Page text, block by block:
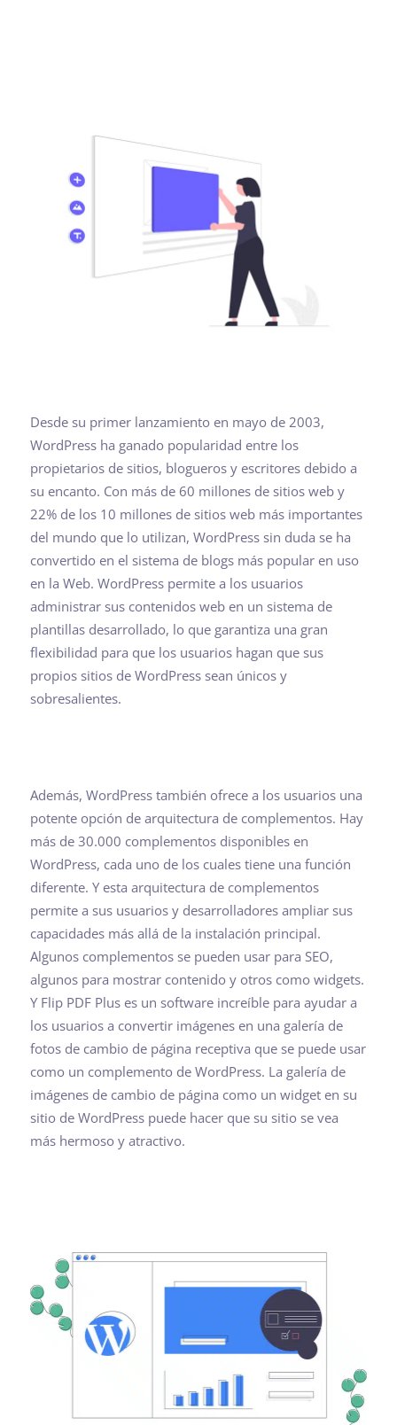
Desde su primer lanzamiento en mayo de 2003,
WordPress ha ganado popularidad entre los
propietarios de sitios, blogueros y escritores debido a
su encanto. Con más de 60 millones de sitios web y
22% de los 10 millones de sitios web más importantes
del mundo que lo utilizan, WordPress sin duda se ha
convertido en el sistema de blogs más popular en uso
en la Web. WordPress permite a los usuarios
administrar sus contenidos web en un sistema de
plantillas desarrollado, lo que garantiza una gran
flexibilidad para que los usuarios hagan que sus
propios sitios de WordPress sean únicos y
sobresalientes.
Además, WordPress también ofrece a los usuarios una
potente opción de arquitectura de complementos. Hay
más de 30.000 complementos disponibles en
WordPress, cada uno de los cuales tiene una función
diferente. Y esta arquitectura de complementos
permite a sus usuarios y desarrolladores ampliar sus
capacidades más allá de la instalación principal.
Algunos complementos se pueden usar para SEO,
algunos para mostrar contenido y otros como widgets.
Y Flip PDF Plus es un software increíble para ayudar a
los usuarios a convertir imágenes en una galería de
fotos de cambio de página receptiva que se puede usar
como un complemento de WordPress. La galería de
imágenes de cambio de página como un widget en su
sitio de WordPress puede hacer que su sitio se vea
más hermoso y atractivo.